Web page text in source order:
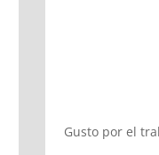
Gusto por el